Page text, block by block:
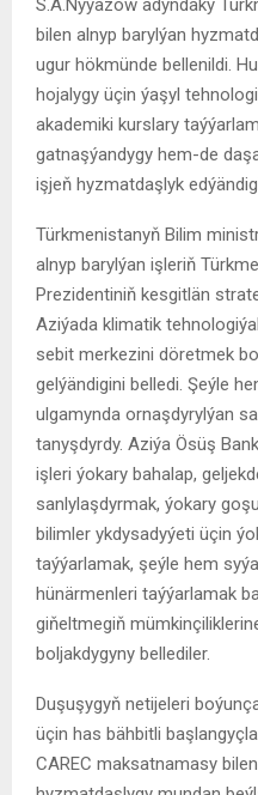
bilen alnyp barylýan
ugur hökmünde bellenildi.
hojalygy üçin ýaşyl
akademiki kurslary
gatnaşýandygy hem-de
işjeň hyzmatdaşlyk
Türkmenistanyň Bilim
alnyp barylýan işleriň
Prezidentiniň kesgitlän
Aziýada klimatik
sebit merkezini döretmek
gelýändigini belledi. Şeýle
ulgamynda ornaşdyrylýan
tanyşdyrdy. Aziýa Ösüş
işleri ýokary bahalap,
sanlylaşdyrmak, ýokary
bilimler ykdysadyýeti üçin
taýýarlamak, şeýle hem
hünärmenleri taýýarlamak
giňeltmegiň
boljakdygyny bellediler.
Duşuşygyň netijeleri
üçin has bähbitli
CAREC maksatnamasy